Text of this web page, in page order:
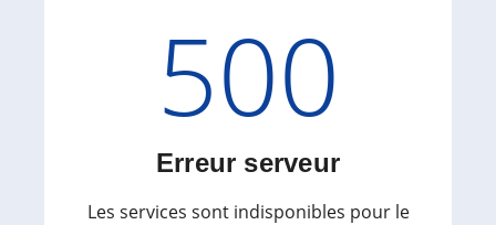
Code
500
Erreur serveur
Les services sont indisponibles pour le